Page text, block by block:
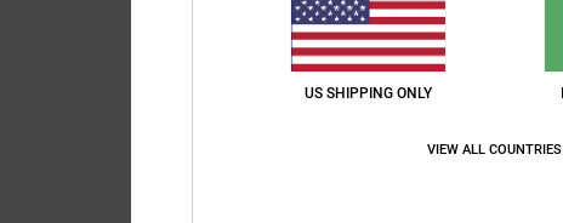
US SHIPPING ONLY
VIEW ALL COUNTRIES